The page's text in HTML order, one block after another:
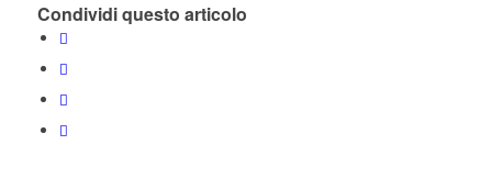
Condividi questo articolo